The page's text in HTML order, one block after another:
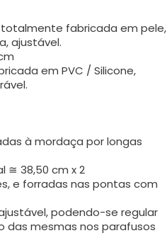
fabricada em pele,
em PVC / Silicone,
à mordaça por longas
cm x 2
e forradas nas pontas com
podendo-se regular
mesmas nos parafusos